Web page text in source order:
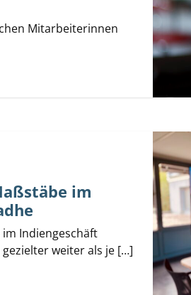
Mitarbeiterinnen
im
Indiengeschäft
weiter als je […]